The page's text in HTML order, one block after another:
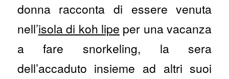
donna racconta di essere venuta
nell’isola di koh lipe per una vacanza
a fare snorkeling, la sera
dell’accaduto insieme ad altri suoi